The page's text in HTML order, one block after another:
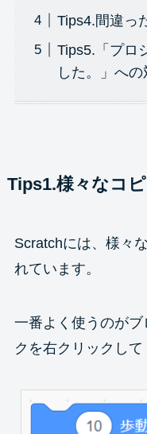
Tips4.間違っ
Tips5.「プロ
した。」へ
Tips1.様々なコ
Scratchには、様々
れています。
一番よく使うのが
クを右クリックして